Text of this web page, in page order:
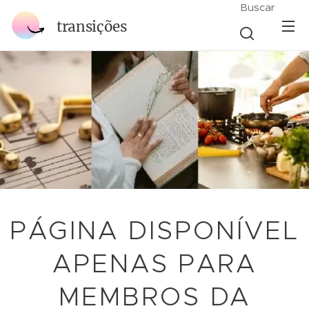
transições
Buscar
PÁGINA DISPONÍVEL
APENAS PARA
MEMBROS DA